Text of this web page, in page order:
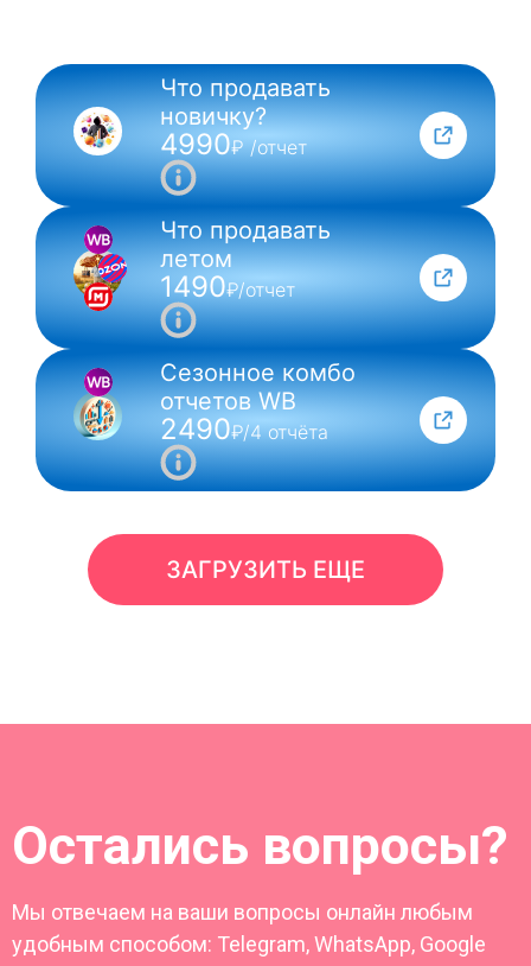
NEW
Что продавать
новичку?
4990₽ /отчет
Что продавать
летом
1490₽/отчет
Сезонное комбо
отчетов WB
2490₽/4 отчёта
ЗАГРУЗИТЬ ЕЩЕ
Остались вопросы?
Мы отвечаем на ваши вопросы онлайн любым
удобным способом: Telegram, WhatsApp, Google